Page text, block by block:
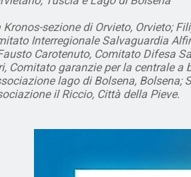
sezione di Orvieto, Orvieto;
Interregionale Salvaguardia
Carotenuto, Comitato Difesa
Comitato garanzie per la centrale
lago di Bolsena,
il Riccio, Città della Pieve.